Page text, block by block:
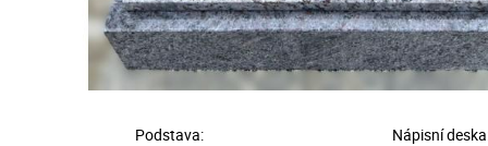
Podstava: Nápisní